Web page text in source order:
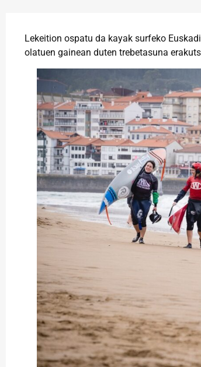
Lekeition ospatu da kayak surfeko
olatuen gainean duten trebetasuna